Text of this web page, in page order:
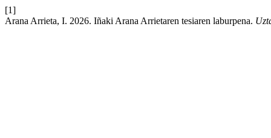
[1]
Arana Arrieta, I. 2026. Iñaki Arana Arrietaren tesiaren laburpena.